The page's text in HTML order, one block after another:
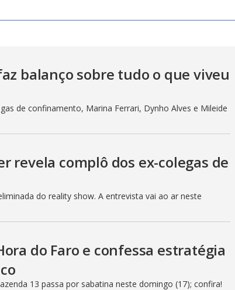
balanço sobre tudo o que viveu
de confinamento, Marina Ferrari, Dynho Alves e Mileide
revela complô dos ex-colegas de
do reality show. A entrevista vai ao ar neste
do Faro e confessa estratégia
13 passa por sabatina neste domingo (17); confira!